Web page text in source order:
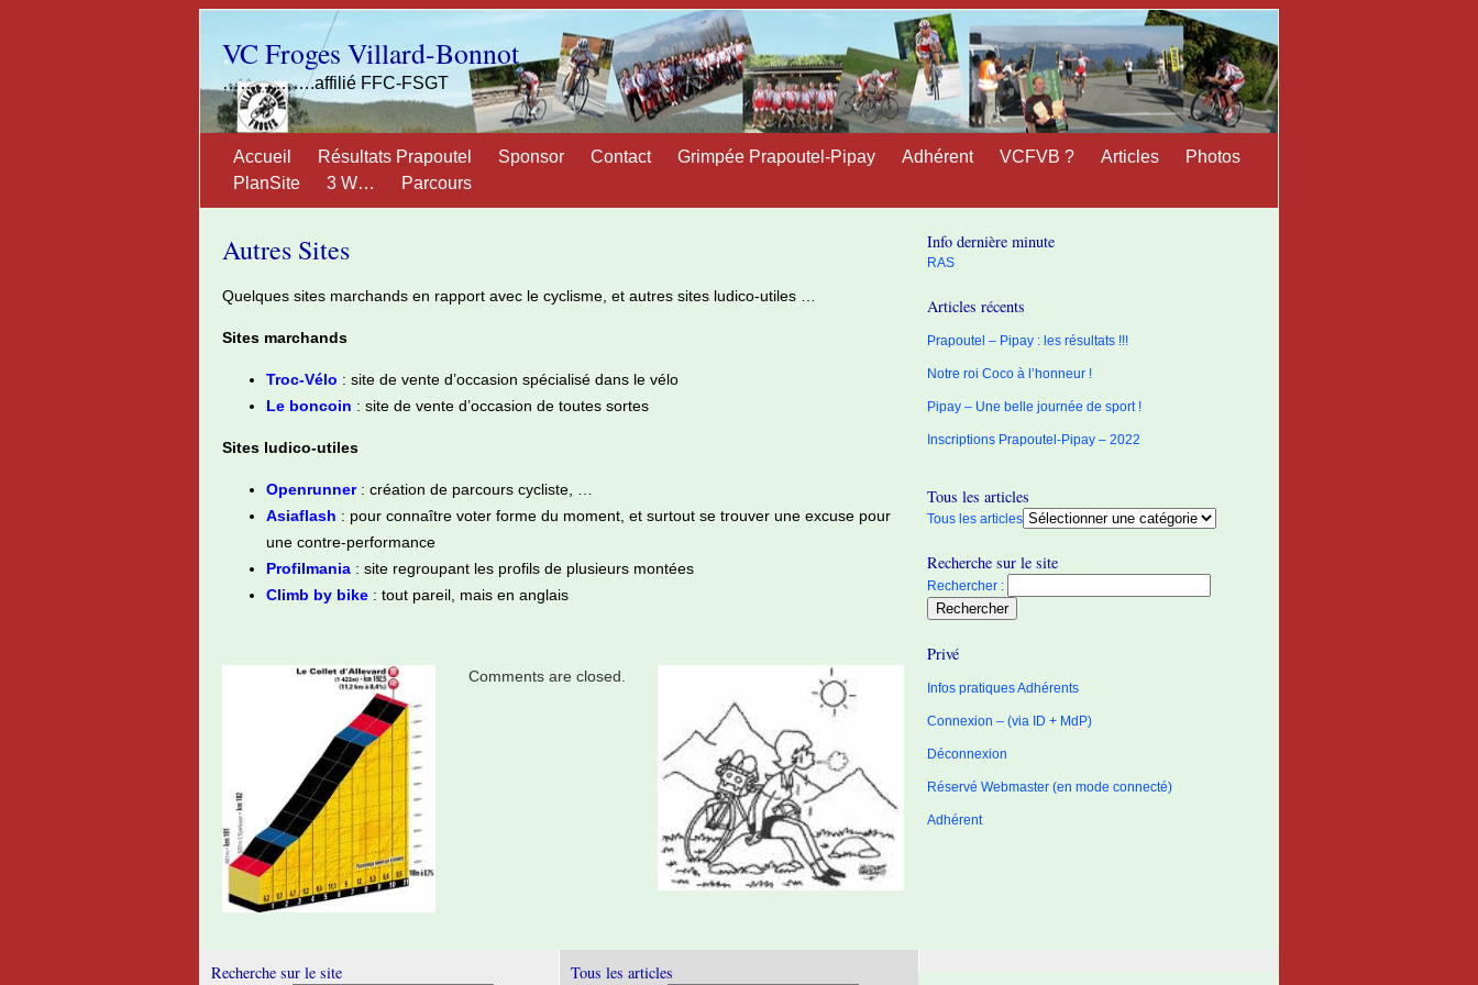
VC Froges Villard-Bonnot
…………….affilié FFC-FSGT
Accueil Résultats Prapoutel Sponsor Contact Grimpée Prapoutel-Pipay Adhérent VCFVB ? Articles
Photos
PlanSite
3 W… Parcours
Autres Sites
Quelques sites marchands en rapport avec le cyclisme, et autres sites ludico-utiles …
Sites marchands
Troc-Vélo : site de vente d’occasion spécialisé dans le vélo
Le boncoin : site de vente d’occasion de toutes sortes
Sites ludico-utiles
Openrunner: création de parcours cycliste, …
Asiaflash : pour connaître voter forme du moment, et surtout se trouver une excuse pour
une contre-performance
Profilmania : site regroupant les profils de plusieurs montées
Climb by bike : tout pareil, mais en anglais
Comments are closed.
Info dernière minute
RAS
Articles récents
Prapoutel – Pipay : les résultats !!!
Notre roi Coco à l’honneur !
Pipay – Une belle journée de sport !
Inscriptions Prapoutel-Pipay – 2022
Tous les articles
Tous les articles
Recherche sur le site
Rechercher :
Privé
Infos pratiques Adhérents
Connexion – (via ID + MdP)
Déconnexion
Réservé Webmaster (en mode connecté)
Adhérent
Recherche sur le site Tous les articles